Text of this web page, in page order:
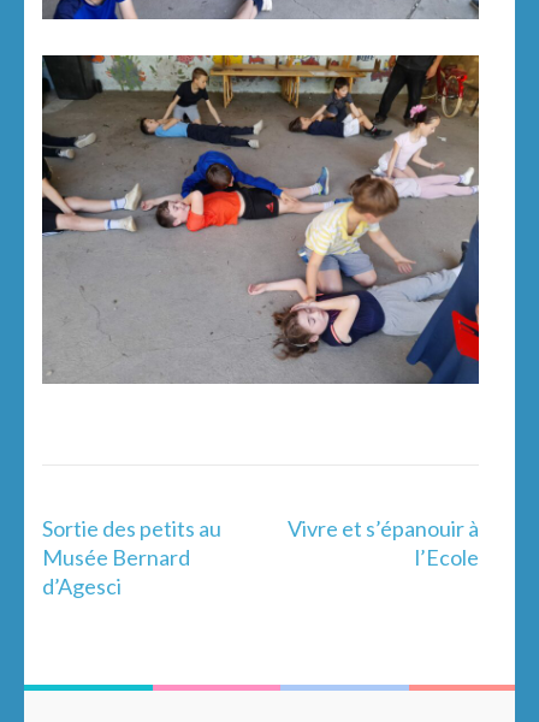
Navigation
de
l’article
Sortie des petits au
Musée Bernard
d’Agesci
Vivre et s’épanouir à
l’Ecole